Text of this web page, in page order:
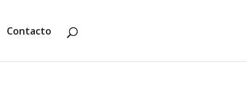
Contacto